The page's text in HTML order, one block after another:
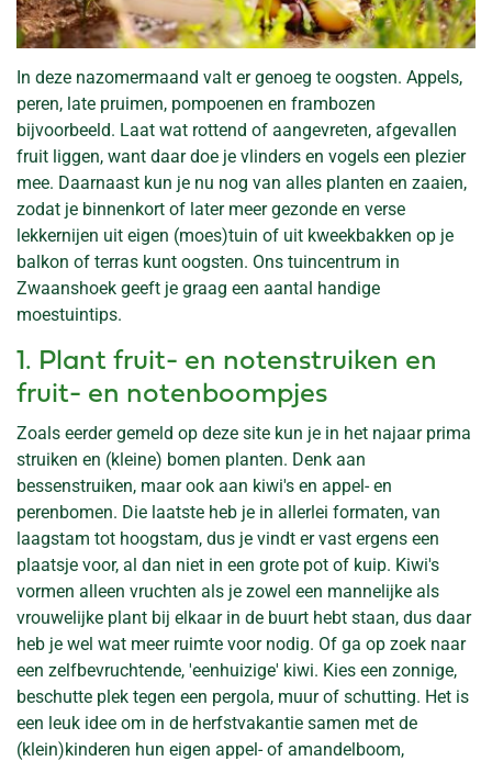
In deze nazomermaand valt er genoeg te oogsten. Appels,
peren, late pruimen, pompoenen en frambozen
bijvoorbeeld. Laat wat rottend of aangevreten, afgevallen
fruit liggen, want daar doe je vlinders en vogels een plezier
mee. Daarnaast kun je nu nog van alles planten en zaaien,
zodat je binnenkort of later meer gezonde en verse
lekkernijen uit eigen (moes)tuin of uit kweekbakken op je
balkon of terras kunt oogsten. Ons tuincentrum in
Zwaanshoek geeft je graag een aantal handige
moestuintips.
1. Plant fruit- en notenstruiken en
fruit- en notenboompjes
Zoals eerder gemeld op deze site kun je in het najaar prima
struiken en (kleine) bomen planten. Denk aan
bessenstruiken, maar ook aan kiwi's en appel- en
perenbomen. Die laatste heb je in allerlei formaten, van
laagstam tot hoogstam, dus je vindt er vast ergens een
plaatsje voor, al dan niet in een grote pot of kuip. Kiwi's
vormen alleen vruchten als je zowel een mannelijke als
vrouwelijke plant bij elkaar in de buurt hebt staan, dus daar
heb je wel wat meer ruimte voor nodig. Of ga op zoek naar
een zelfbevruchtende, 'eenhuizige' kiwi. Kies een zonnige,
beschutte plek tegen een pergola, muur of schutting. Het is
een leuk idee om in de herfstvakantie samen met de
(klein)kinderen hun eigen appel- of amandelboom,